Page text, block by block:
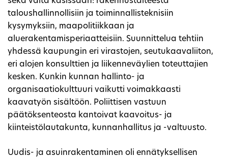
taloushallinnollisiin ja toiminnallisteknisiin
kysymyksiin, maapolitiikkaan ja
aluerakentamisperiaatteisiin. Suunnittelua tehtiin
yhdessä kaupungin eri virastojen, seutukaavaliiton,
eri alojen konsulttien ja liikenneväylien toteuttajien
kesken. Kunkin kunnan hallinto- ja
organisaatiokulttuuri vaikutti voimakkaasti
kaavatyön sisältöön. Poliittisen vastuun
päätöksenteosta kantoivat kaavoitus- ja
kiinteistölautakunta, kunnanhallitus ja -valtuusto.
Uudis- ja asuinrakentaminen oli ennätyksellisen